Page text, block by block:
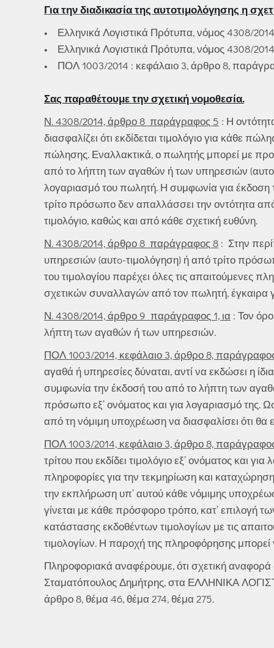
Για την διαδικασία της αυτοτιμολόγησης η
• Ελληνικά Λογιστικά Πρότυπα, νόμος 4308/
• Ελληνικά Λογιστικά Πρότυπα, νόμος 4308/
• ΠΟΛ 1003/2014 : κεφάλαιο 3, άρθρο 8,
Σας παραθέτουμε την σχετική νομοθεσία.
Ν. 4308/2014, άρθρο 8 παράγραφος 5 : Η
διασφαλίζει ότι εκδίδεται τιμολόγιο για κάθε
πώλησης. Εναλλακτικά, ο πωλητής μπορεί με
από το λήπτη των αγαθών ή των υπηρεσιών
λογαριασμό του πωλητή. Η συμφωνία για
τρίτο πρόσωπο δεν απαλλάσσει την οντότητα
τιμολόγιο, καθώς και από κάθε σχετική ευθύνη.
Ν. 4308/2014, άρθρο 8 παράγραφος 8 : Στην
υπηρεσιών (αυτo-τιμολόγηση) ή από τρίτο
του τιμολογίου παρέχει όλες τις απαιτούμενες
σχετικών συναλλαγών από τον πωλητή, έγκαιρα
Ν. 4308/2014, άρθρο 9 παράγραφος 1, ια : Τον
λήπτη των αγαθών ή των υπηρεσιών.
ΠΟΛ 1003/2014, κεφάλαιο 3, άρθρο 8,
αγαθά ή υπηρεσίες δύναται, αντί να εκδώσει η
συμφωνία την έκδοσή του από το λήπτη των
πρόσωπο εξ’ ονόματος και για λογαριασμό της.
από τη νόμιμη υποχρέωση να διασφαλίσει ότι θα
ΠΟΛ 1003/2014, κεφάλαιο 3, άρθρο 8,
τρίτου που εκδίδει τιμολόγιο εξ’ ονόματος και
πληροφορίες για την τεκμηρίωση και
την εκπλήρωση υπ’ αυτού κάθε νόμιμης
γίνεται με κάθε πρόσφορο τρόπο, κατ’
κατάστασης εκδοθέντων τιμολογίων με τις
τιμολογίων. Η παροχή της πληροφόρησης μπορεί
Πληροφοριακά αναφέρουμε, ότι σχετική
Σταματόπουλος Δημήτρης, στα ΕΛΛΗΝΙΚΑ
άρθρο 8, θέμα 46, θέμα 274, θέμα 275.